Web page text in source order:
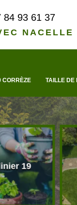
84 93 61 37
NACELLE
CORRÈZE TAILLE DE